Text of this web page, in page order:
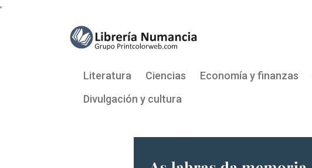
Literatura Ciencias Economía y finanzas
Divulgación y cultura